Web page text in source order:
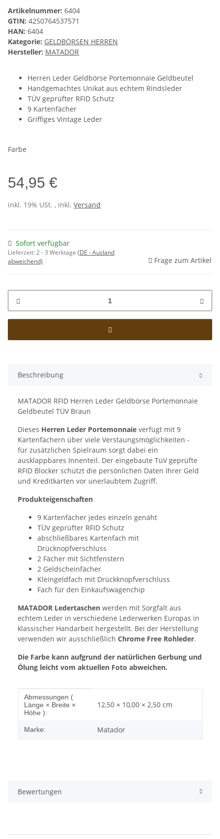
Artikelnummer: 6404
GTIN: 4250764537571
HAN: 6404
Kategorie: GELDBÖRSEN HERREN
Hersteller: MATADOR
Herren Leder Geldbörse Portemonnaie Geldbeutel
Handgemachtes Unikat aus echtem Rindsleder
TÜV geprüfter RFID Schutz
9 Kartenfächer
Griffiges Vintage Leder
Farbe
54,95 €
inkl. 19% USt. , inkl. Versand
Sofort verfügbar
Lieferzeit:2 - 3 Werktage (DE - Ausland
abweichend)
Frage zum Artikel
Beschreibung
MATADOR RFID Herren Leder Geldbörse Portemonnaie
Geldbeutel TÜV Braun
Dieses Herren Leder Portemonnaie verfügt mit 9
Kartenfächern über viele Verstaungsmöglichkeiten -
für zusätzlichen Spielraum sorgt dabei ein
ausklappbares Innenteil. Der eingebaute TüV geprüfte
RFID Blocker schützt die persönlichen Daten Ihrer Geld
und Kreditkarten vor unerlaubtem Zugriff.
Produkteigenschaften
9 Kartenfächer jedes einzeln genäht
TÜV geprüfter RFID Schutz
abschließbares Kartenfach mit
Drücknopfverschluss
2 Fächer mit Sichtfenstern
2 Geldscheinfächer
Kleingeldfach mit Drückknopfverschluss
Fach für den Einkaufswagenchip
MATADOR Ledertaschen werden mit Sorgfalt aus
echtem Leder in verschiedene Lederwerken Europas in
klassischer Handarbeit hergestellt. Bei der Herstellung
verwenden wir ausschließlich Chrome Free Rohleder.
Die Farbe kann aufgrund der natürlichen Gerbung und
Ölung leicht vom aktuellen Foto abweichen.
Produkteigenschaft
Wert
Abmessungen (
Länge × Breite ×
Höhe ):
12,50 × 10,00 × 2,50 cm
Marke: Matador
Bewertungen